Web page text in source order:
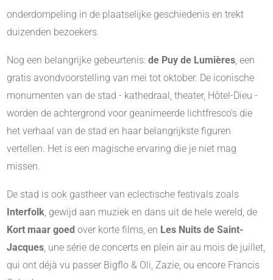
onderdompeling in de plaatselijke geschiedenis en trekt
duizenden bezoekers.
Nog een belangrijke gebeurtenis: de Puy de Lumières, een
gratis avondvoorstelling van mei tot oktober. De iconische
monumenten van de stad - kathedraal, theater, Hôtel-Dieu -
worden de achtergrond voor geanimeerde lichtfresco's die
het verhaal van de stad en haar belangrijkste figuren
vertellen. Het is een magische ervaring die je niet mag
missen.
De stad is ook gastheer van eclectische festivals zoals
Interfolk, gewijd aan muziek en dans uit de hele wereld, de
Kort maar goed over korte films, en Les Nuits de Saint-
Jacques, une série de concerts en plein air au mois de juillet,
qui ont déjà vu passer Bigflo & Oli, Zazie, ou encore Francis